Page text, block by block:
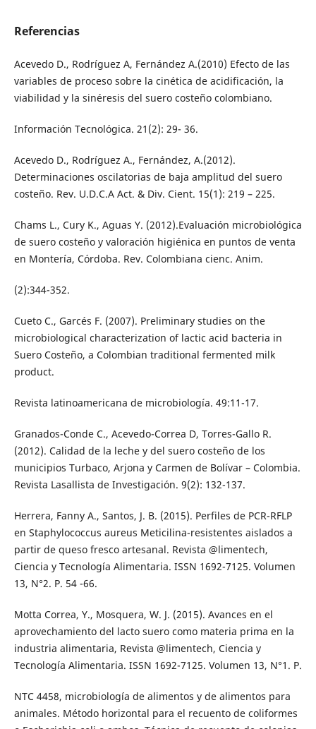
Referencias
Acevedo D., Rodríguez A, Fernández A.(2010) Efecto de las
variables de proceso sobre la cinética de acidificación, la
viabilidad y la sinéresis del suero costeño colombiano.
Información Tecnológica. 21(2): 29- 36.
Acevedo D., Rodríguez A., Fernández, A.(2012).
Determinaciones oscilatorias de baja amplitud del suero
costeño. Rev. U.D.C.A Act. & Div. Cient. 15(1): 219 – 225.
Chams L., Cury K., Aguas Y. (2012).Evaluación microbiológica
de suero costeño y valoración higiénica en puntos de venta
en Montería, Córdoba. Rev. Colombiana cienc. Anim.
(2):344-352.
Cueto C., Garcés F. (2007). Preliminary studies on the
microbiological characterization of lactic acid bacteria in
Suero Costeño, a Colombian traditional fermented milk
product.
Revista latinoamericana de microbiología. 49:11-17.
Granados-Conde C., Acevedo-Correa D, Torres-Gallo R.
(2012). Calidad de la leche y del suero costeño de los
municipios Turbaco, Arjona y Carmen de Bolívar – Colombia.
Revista Lasallista de Investigación. 9(2): 132-137.
Herrera, Fanny A., Santos, J. B. (2015). Perfiles de PCR-RFLP
en Staphylococcus aureus Meticilina-resistentes aislados a
partir de queso fresco artesanal. Revista @limentech,
Ciencia y Tecnología Alimentaria. ISSN 1692-7125. Volumen
13, N°2. P. 54 -66.
Motta Correa, Y., Mosquera, W. J. (2015). Avances en el
aprovechamiento del lacto suero como materia prima en la
industria alimentaria, Revista @limentech, Ciencia y
Tecnología Alimentaria. ISSN 1692-7125. Volumen 13, N°1. P.
NTC 4458, microbiología de alimentos y de alimentos para
animales. Método horizontal para el recuento de coliformes